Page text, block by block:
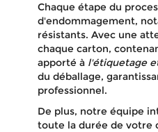
Chaque étape du
d'endommagement,
résistants. Avec une
chaque carton,
apporté à l'étiquetage
du déballage,
professionnel.
De plus, notre équipe
toute la durée de votre